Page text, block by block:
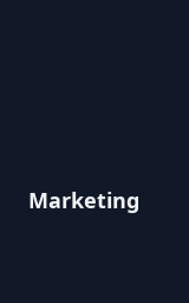
Marketing